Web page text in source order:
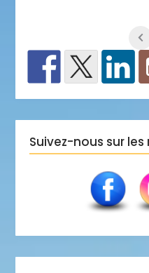
Suivez-nous sur les